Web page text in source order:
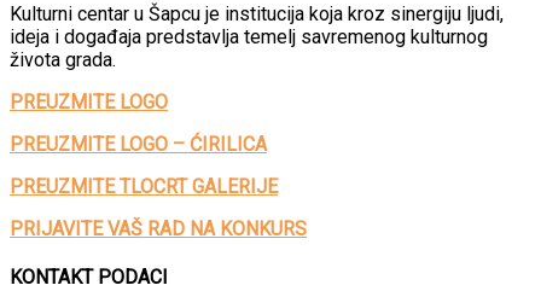
Kulturni centar u Šapcu je institucija koja kroz sinergiju ljudi,
ideja i događaja predstavlja temelj savremenog kulturnog
života grada.
PREUZMITE LOGO
PREUZMITE LOGO – ĆIRILICA
PREUZMITE TLOCRT GALERIJE
PRIJAVITE VAŠ RAD NA KONKURS
KONTAKT PODACI